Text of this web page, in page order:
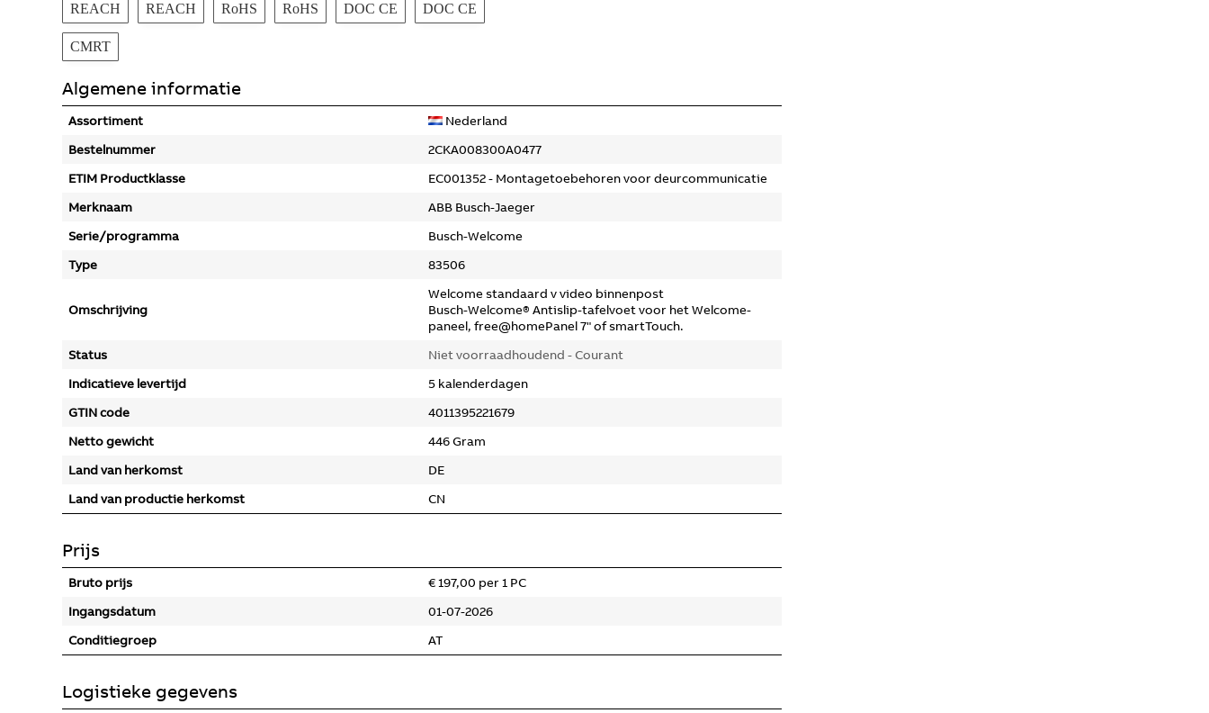
REACH REACH RoHS RoHS DOC CE DOC CE
CMRT
Algemene informatie
Assortiment
Nederland
Bestelnummer
2CKA008300A0477
ETIM Productklasse
EC001352 - Montagetoebehoren voor deurcommunicatie
Merknaam
ABB Busch-Jaeger
Serie/programma
Busch-Welcome
Type
83506
Omschrijving
Welcome standaard v video binnenpost
Busch-Welcome® Antislip-tafelvoet voor het Welcome-
paneel, free@homePanel 7" of smartTouch.
Status
Niet voorraadhoudend - Courant
Indicatieve levertijd
5 kalenderdagen
GTIN code
4011395221679
Netto gewicht
446 Gram
Land van herkomst
DE
Land van productie herkomst
CN
Prijs
Bruto prijs
€ 197,00 per 1 PC
Ingangsdatum
01-07-2026
Conditiegroep
AT
Logistieke gegevens